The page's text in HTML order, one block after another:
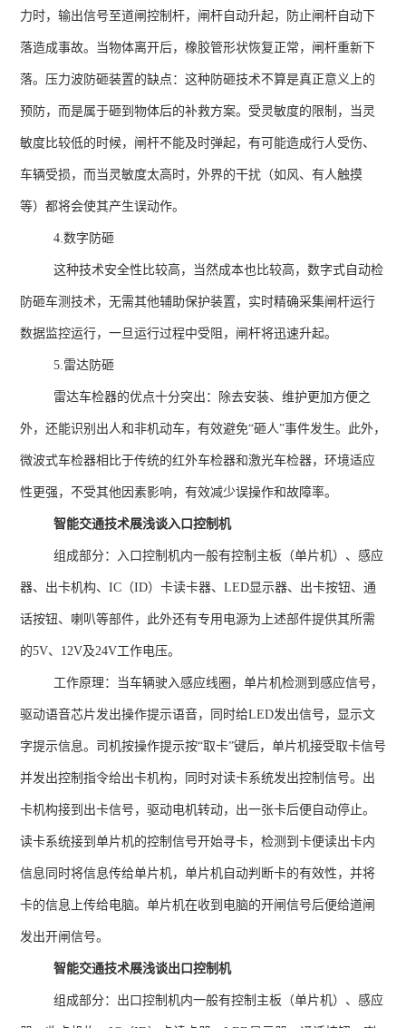
力时，输出信号至道闸控制杆，闸杆自动升起，防止闸杆自动下
落造成事故。当物体离开后，橡胶管形状恢复正常，闸杆重新下
落。压力波防砸装置的缺点：这种防砸技术不算是真正意义上的
预防，而是属于砸到物体后的补救方案。受灵敏度的限制，当灵
敏度比较低的时候，闸杆不能及时弹起，有可能造成行人受伤、
车辆受损，而当灵敏度太高时，外界的干扰（如风、有人触摸
等）都将会使其产生误动作。
4.数字防砸
这种技术安全性比较高，当然成本也比较高，数字式自动检
防砸车测技术，无需其他辅助保护装置，实时精确采集闸杆运行
数据监控运行，一旦运行过程中受阻，闸杆将迅速升起。
5.雷达防砸
雷达车检器的优点十分突出：除去安装、维护更加方便之
外，还能识别出人和非机动车，有效避免“砸人”事件发生。此外，
微波式车检器相比于传统的红外车检器和激光车检器，环境适应
性更强，不受其他因素影响，有效减少误操作和故障率。
智能交通技术展浅谈入口控制机
组成部分：入口控制机内一般有控制主板（单片机）、感应
器、出卡机构、 IC（ID）卡读卡器、 LED显示器、出卡按钮、通
话按钮、喇叭等部件，此外还有专用电源为上述部件提供其所需
的5V、 12V及24V工作电压。
工作原理：当车辆驶入感应线圈，单片机检测到感应信号，
驱动语音芯片发出操作提示语音，同时给LED发出信号，显示文
字提示信息。司机按操作提示按“取卡”键后，单片机接受取卡信号
并发出控制指令给出卡机构，同时对读卡系统发出控制信号。出
卡机构接到出卡信号，驱动电机转动，出一张卡后便自动停止。
读卡系统接到单片机的控制信号开始寻卡，检测到卡便读出卡内
信息同时将信息传给单片机，单片机自动判断卡的有效性，并将
卡的信息上传给电脑。单片机在收到电脑的开闸信号后便给道闸
发出开闸信号。
智能交通技术展浅谈出口控制机
组成部分：出口控制机内一般有控制主板（单片机）、感应